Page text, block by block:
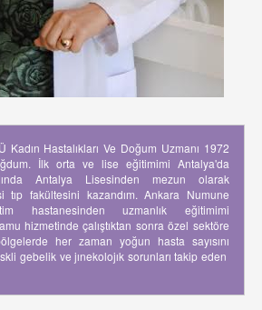
Kadın Hastalıkları Ve Doğum Uzmanı 1972
İlk orta ve lise eğitimimi Antalya'da
Antalya Lisesinden mezun olarak
tıp fakültesini kazandım. Ankara Numune
hastanesinden uzmanlık eğitimimi
hizmetinde çalıştıktan sonra özel sektöre
her zaman yoğun hasta sayısını
gebelik ve jınekolojık sorunları takip eden